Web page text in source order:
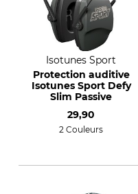
Isotunes Sport
Protection auditive
Isotunes Sport Defy
Slim Passive
29,90
2 Couleurs